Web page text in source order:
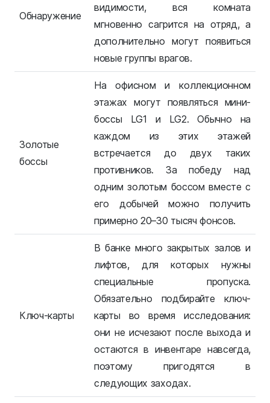
Обнаружение
видимости, вся комната
мгновенно сагрится на отряд, а
дополнительно могут появиться
новые группы врагов.
Золотые
боссы
На офисном и коллекционном
этажах могут появляться мини-
боссы LG1 и LG2. Обычно на
каждом из этих этажей
встречается до двух таких
противников. За победу над
одним золотым боссом вместе с
его добычей можно получить
примерно 20–30 тысяч фонсов.
Ключ-карты
В банке много закрытых залов и
лифтов, для которых нужны
специальные пропуска.
Обязательно подбирайте ключ-
карты во время исследования:
они не исчезают после выхода и
остаются в инвентаре навсегда,
поэтому пригодятся в
следующих заходах.